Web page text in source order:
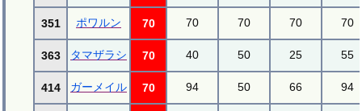
351 ポワルン 70 70 70 70 70
363 タマザラシ 70 40 50 25 55
414 ガーメイル 70 94 50 66 94